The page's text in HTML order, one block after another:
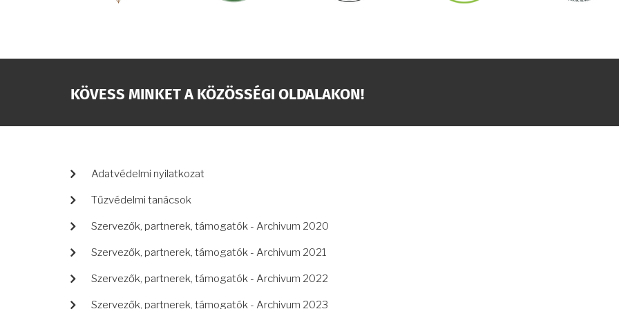
KÖVESS MINKET A KÖZÖSSÉGI OLDALAKON!
LÁBLÉC
Adatvédelmi nyilatkozat
Tűzvédelmi tanácsok
Szervezők, partnerek, támogatók - Archivum 2020
Szervezők, partnerek, támogatók - Archivum 2021
Szervezők, partnerek, támogatók - Archivum 2022
Szervezők, partnerek, támogatók - Archivum 2023